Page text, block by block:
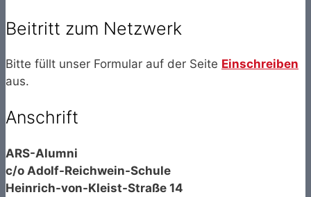
Beitritt zum Netzwerk
Bitte füllt unser Formular auf der Seite Einschreiben
aus.
Anschrift
ARS-Alumni
c/o Adolf-Reichwein-Schule
Heinrich-von-Kleist-Straße 14